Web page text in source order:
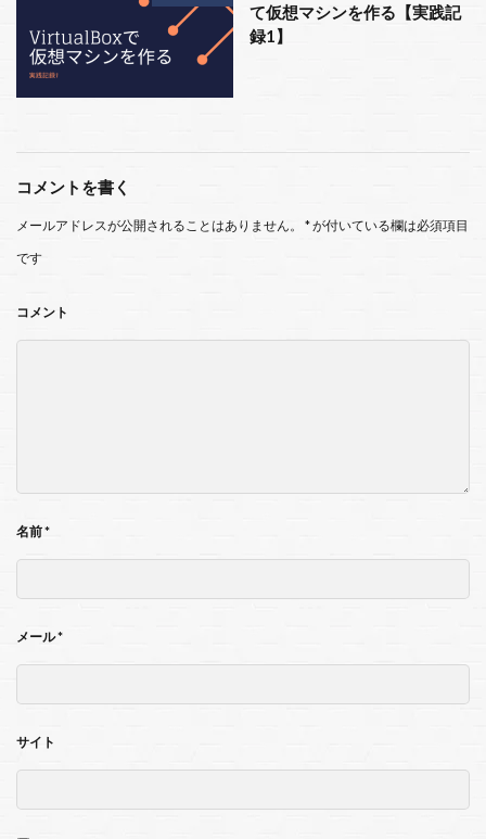
て仮想マシンを作る【実践記
録1】
コメントを書く
メールアドレスが公開されることはありません。 *が付いている欄は必須項目
です
コメント
名前*
メール*
サイト